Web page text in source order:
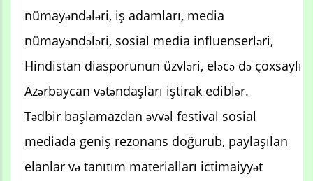
nümayəndələri, iş adamları, media
nümayəndələri, sosial media influenserləri,
Hindistan diasporunun üzvləri, eləcə də çoxsaylı
Azərbaycan vətəndaşları iştirak ediblər.
Tədbir başlamazdan əvvəl festival sosial
mediada geniş rezonans doğurub, paylaşılan
elanlar və tanıtım materialları ictimaiyyət